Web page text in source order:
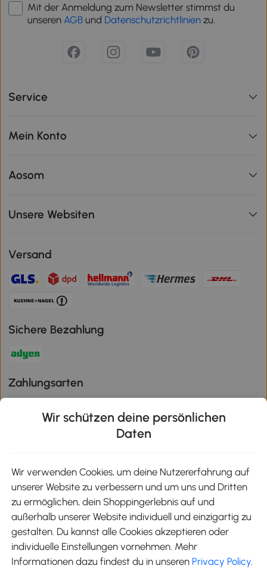
Mit der Anmeldung zum Newsletter stimmst du
unseren AGB und Datenschutzrichtlinien zu.
Service
Mein Konto
Aosom
Unsere Websiten
Versand
Sichere Bezahlung
Zahlungsarten
Aosom-App
Google Play
Wir schützen deine persönlichen
Daten
Wir verwenden Cookies, um deine Nutzererfahrung auf
unserer Website zu verbessern und um uns und Dritten
zu ermöglichen, dein Shoppingerlebnis auf und
außerhalb unserer Website individuell und einzigartig zu
gestalten. Du kannst alle Cookies akzeptieren oder
individuelle Einstellungen vornehmen. Mehr
Informationen dazu findest du in unseren Privacy Policy.